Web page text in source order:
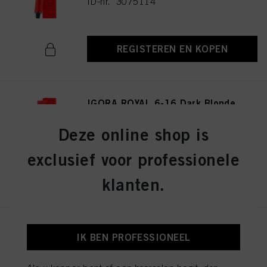
REGISTEREN EN KOPEN
IGORA ROYAL 6-16 Dark Blonde
ID-nr. 3075141
REGISTEREN EN KOPEN
Blonde Cendré Violet 60ml
Deze online shop is
exclusief voor professionele
klanten.
IK BEN PROFESSIONEEL